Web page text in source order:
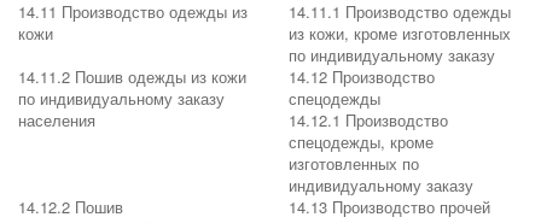
14.11 Производство одежды из
кожи
14.11.1 Производство одежды
из кожи, кроме изготовленных
по индивидуальному заказу
14.11.2 Пошив одежды из кожи
по индивидуальному заказу
населения
14.12 Производство
спецодежды
14.12.1 Производство
спецодежды, кроме
изготовленных по
индивидуальному заказу
14.12.2 Пошив
14.13 Производство прочей